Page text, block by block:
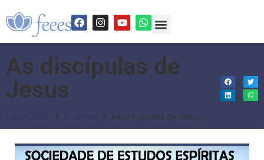
As discípulas de
Jesus
As discípulas de Jesus